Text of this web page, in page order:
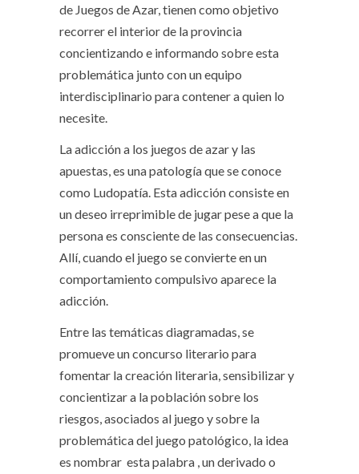
de Juegos de Azar, tienen como objetivo
recorrer el interior de la provincia
concientizando e informando sobre esta
problemática junto con un equipo
interdisciplinario para contener a quien lo
necesite.
La adicción a los juegos de azar y las
apuestas, es una patología que se conoce
como Ludopatía. Esta adicción consiste en
un deseo irreprimible de jugar pese a que la
persona es consciente de las consecuencias.
Allí, cuando el juego se convierte en un
comportamiento compulsivo aparece la
adicción.
Entre las temáticas diagramadas, se
promueve un concurso literario para
fomentar la creación literaria, sensibilizar y
concientizar a la población sobre los
riesgos, asociados al juego y sobre la
problemática del juego patológico, la idea
es nombrar esta palabra , un derivado o